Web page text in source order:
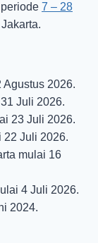
7 – 28
2026.
Juli 2026.
23 Juli 2026.
22 Juli 2026.
mulai 16
4 Juli 2026.
2024.